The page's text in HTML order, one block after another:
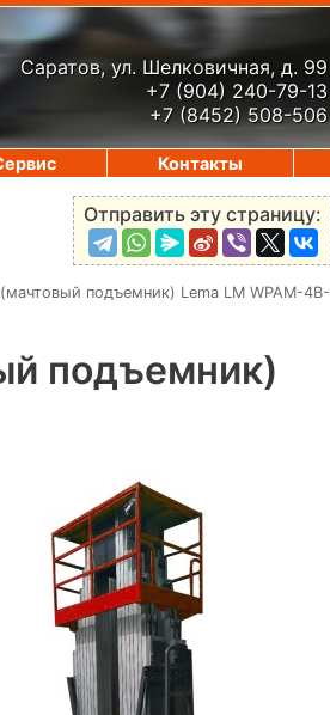
Саратов, ул. Шелковичная, д. 99
+7 (904) 240-79-13
+7 (8452) 508-506
Отправить эту страницу:
подъемник) Lema LM WPAM-4B-
подъемник)
Контакты